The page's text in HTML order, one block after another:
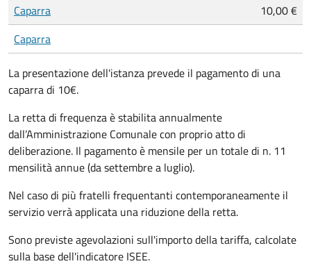
Tipo di pagamento
Importo
Caparra
10,00 €
Caparra
La presentazione dell'istanza prevede il pagamento di una
caparra di 10€.
La retta di frequenza è stabilita annualmente
dall’Amministrazione Comunale con proprio atto di
deliberazione. Il pagamento è mensile per un totale di n. 11
mensilità annue (da settembre a luglio).
Nel caso di più fratelli frequentanti contemporaneamente il
servizio verrà applicata una riduzione della retta.
Sono previste agevolazioni sull'importo della tariffa, calcolate
sulla base dell'indicatore ISEE.